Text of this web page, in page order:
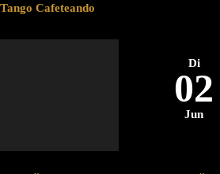
Tango Cafeteando
Di
02
Jun